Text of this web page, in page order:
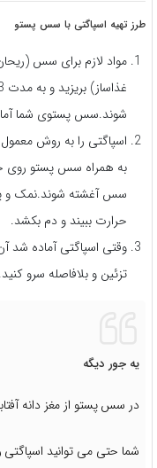
طرز تهیه اسپاگتی با سس پستو
مواد لازم برای سس
شوند.سس پستوی شما
اسپاگتی را به روش معمول
به همراه سس پستو روی
سس آغشته شوند.نمک و
حرارت ببیند و دم بکشد.
وقتی اسپاگتی آماده شد
تزئین و بلافاصله سرو کنید.
یه جور دیگه
در سس پستو از مغز دانه
شما حتی می توانید